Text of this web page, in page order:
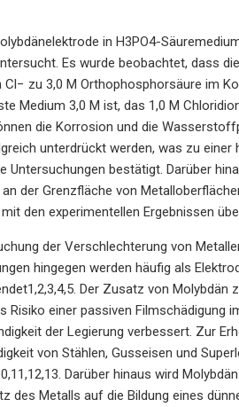
in H3PO4-
Es wurde beobachtet, dass
Cl− zu 3,0 M Orthophosphorsäure im
Medium 3,0 M ist, das 1,0 M
die Korrosion und die
unterdrückt werden, was zu
Untersuchungen bestätigt. Darüber
der Grenzfläche von
den experimentellen Ergebnissen
der Verschlechterung von
hingegen werden häufig als
Der Zusatz von
Risiko einer passiven
der Legierung verbessert. Zur
von Stählen, Gusseisen und
Darüber hinaus wird
des Metalls auf die Bildung eines